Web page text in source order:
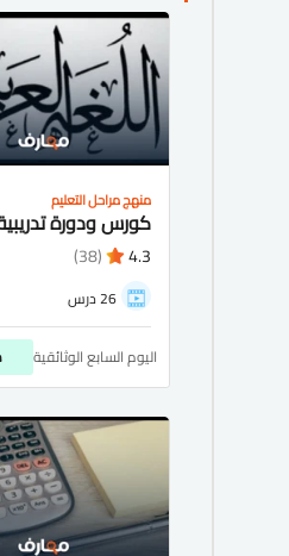
منهج مراحل التعليم
4.3
(38)
26 درس
اليوم السابع الوثائقية